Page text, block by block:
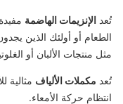
تُعد الإنزيمات الهاضمة
الطعام أو أولئك الذين
مثل منتجات الألبان أو
تُعد مكملات الألياف مثالية
انتظام حركة الأمعاء.